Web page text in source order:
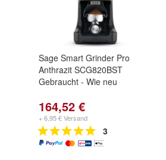
Sage Smart Grinder Pro
Anthrazit SCG820BST
Gebraucht - Wie neu
164,52 €
+ 6,95 € Versand
3